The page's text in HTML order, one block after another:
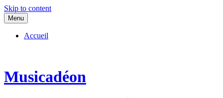
Skip to content
Menu
Accueil
Musicadéon